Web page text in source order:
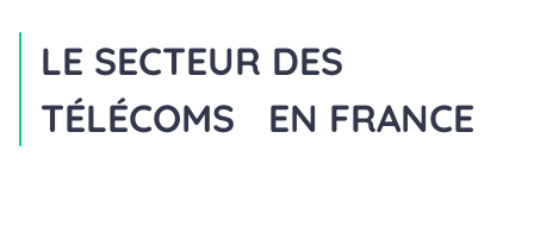
LE SECTEUR DES
TÉLÉCOMS EN FRANCE